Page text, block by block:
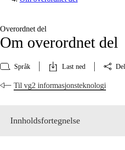
Overordnet del
Om overordnet del
Språk Last ned Del
Til vg2 informasjonsteknologi
Innholdsfortegnelse